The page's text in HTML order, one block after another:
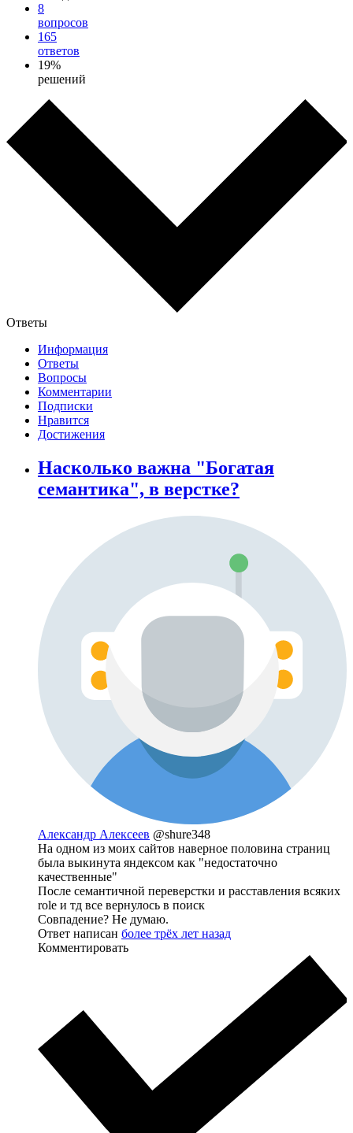
8
вопросов
165
ответов
19%
решений
Ответы
Информация
Ответы
Вопросы
Комментарии
Подписки
Нравится
Достижения
Насколько важна "Богатая
семантика", в верстке?
Александр Алексеев @shure348
На одном из моих сайтов наверное половина страниц
была выкинута яндексом как "недостаточно
качественные"
После семантичной переверстки и расставления всяких
role и тд все вернулось в поиск
Совпадение? Не думаю.
Ответ написан более трёх лет назад
Комментировать